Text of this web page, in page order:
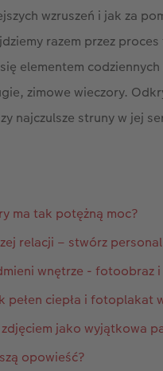
wzruszeń i jak za
razem przez
elementem
zimowe wieczory.
najczulsze struny w jej
ma tak potężną moc?
relacji – stwórz
wnętrze - fotoobraz
ciepła i fotoplakat
jako wyjątkowa
opowieść?